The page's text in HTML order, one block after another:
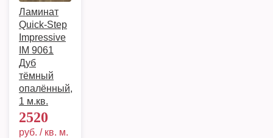
Ламинат
Quick-Step
Impressive
IM 9061
Дуб
тёмный
опалённый,
1 м.кв.
2520
руб. / кв. м.